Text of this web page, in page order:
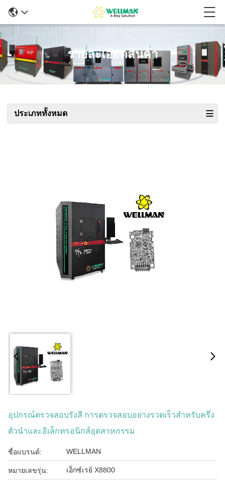
รายละเอียดสินค้า
ประเภททั้งหมด
อุปกรณ์ตรวจสอบรังสี การตรวจสอบอย่างรวดเร็วสําหรับครึ่ง
ตัวนําและอิเล็กทรอนิกส์อุตสาหกรรม
ชื่อแบรนด์: WELLMAN
หมายเลขรุ่น: เอ็กซ์เรย์ X8800